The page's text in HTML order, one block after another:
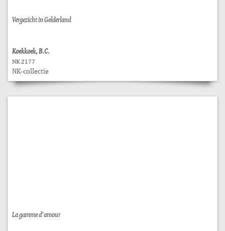
Vergezicht in Gelderland
Koekkoek, B.C.
NK 2177
NK-collectie
La gamme d'amour